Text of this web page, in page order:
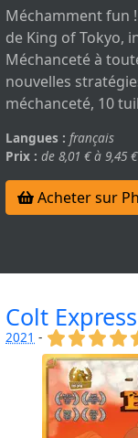
Méchamment fun
de King of Tokyo,
Méchanceté à
nouvelles
méchanceté, 10
Langues : français
Prix : de 8,01 € à 9,45 €
Acheter sur
Colt
2021 - (x) (x) (x)